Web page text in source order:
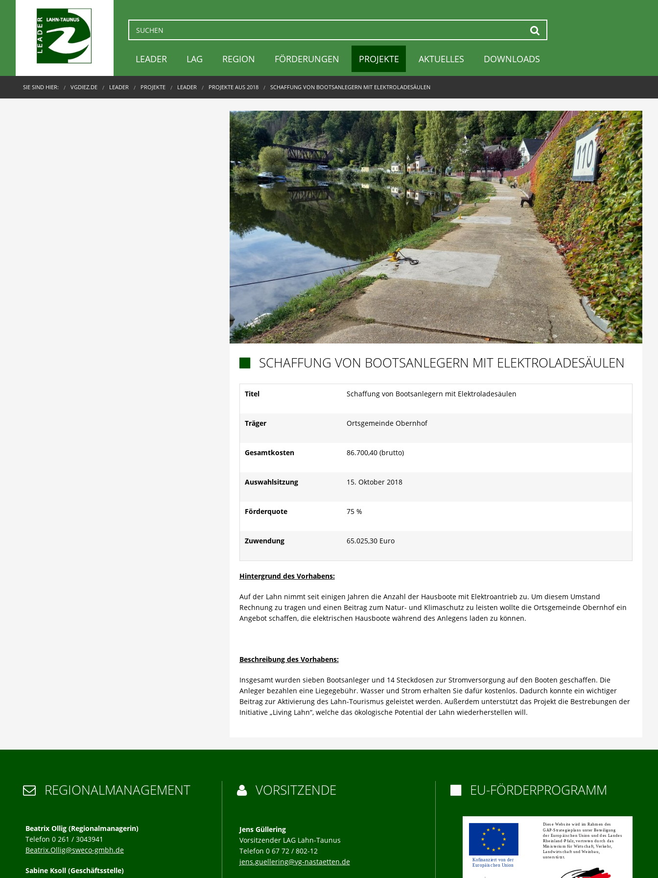
LEADER LAG REGION FÖRDERUNGEN PROJEKTE AKTUELLES DOWNLOADS
SIE SIND HIER: VGDIEZ.DE LEADER PROJEKTE LEADER PROJEKTE AUS 2018 SCHAFFUNG VON BOOTSANLEGERN MIT ELEKTROLADESÄULEN
SCHAFFUNG VON BOOTSANLEGERN MIT ELEKTROLADESÄULEN
Titel Schaffung von Bootsanlegern mit Elektroladesäulen
Träger Ortsgemeinde Obernhof
Gesamtkosten 86.700,40 (brutto)
Auswahlsitzung 15. Oktober 2018
Förderquote 75 %
Zuwendung 65.025,30 Euro
Hintergrund des Vorhabens:
Auf der Lahn nimmt seit einigen Jahren die Anzahl der Hausboote mit Elektroantrieb zu. Um diesem Umstand
Rechnung zu tragen und einen Beitrag zum Natur- und Klimaschutz zu leisten wollte die Ortsgemeinde Obernhof ein
Angebot schaffen, die elektrischen Hausboote während des Anlegens laden zu können.
Beschreibung des Vorhabens:
Insgesamt wurden sieben Bootsanleger und 14 Steckdosen zur Stromversorgung auf den Booten geschaffen. Die
Anleger bezahlen eine Liegegebühr. Wasser und Strom erhalten Sie dafür kostenlos. Dadurch konnte ein wichtiger
Beitrag zur Aktivierung des Lahn-Tourismus geleistet werden. Außerdem unterstützt das Projekt die Bestrebungen der
Initiative „Living Lahn“, welche das ökologische Potential der Lahn wiederherstellen will.
 REGIONALMANAGEMENT
Beatrix Ollig (Regionalmanagerin)
Telefon 0 261 / 3043941
Beatrix.Ollig@sweco-gmbh.de
Sabine Ksoll (Geschäftsstelle)
 VORSITZENDE
Jens Güllering
Vorsitzender LAG Lahn-Taunus
Telefon 0 67 72 / 802-12
jens.guellering@vg-nastaetten.de
EU-FÖRDERPROGRAMM